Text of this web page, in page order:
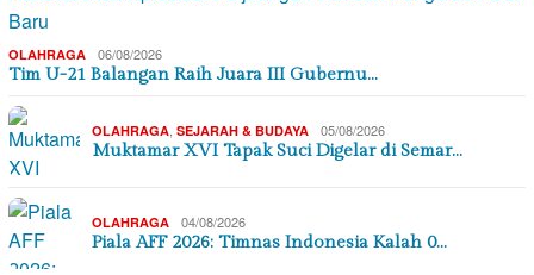
OLAHRAGA 06/08/2026
Tim U-21 Balangan Raih Juara III Gubernu…
OLAHRAGA SEJARAH & BUDAYA 05/08/2026
Muktamar XVI Tapak Suci Digelar di Semar…
OLAHRAGA 04/08/2026
Piala AFF 2026: Timnas Indonesia Kalah 0…